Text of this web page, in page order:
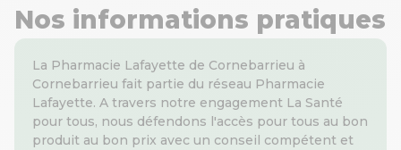
Nos informations pratiques
La Pharmacie Lafayette de Cornebarrieu à
Cornebarrieu fait partie du réseau Pharmacie
Lafayette. A travers notre engagement La Santé
pour tous, nous défendons l'accès pour tous au bon
produit au bon prix avec un conseil compétent et